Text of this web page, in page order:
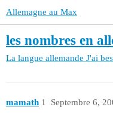
Allemagne au Max
les nombres en
La langue allemande J'ai
mamath Septembre 6,
1